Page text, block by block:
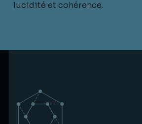
lucidité et cohérence.